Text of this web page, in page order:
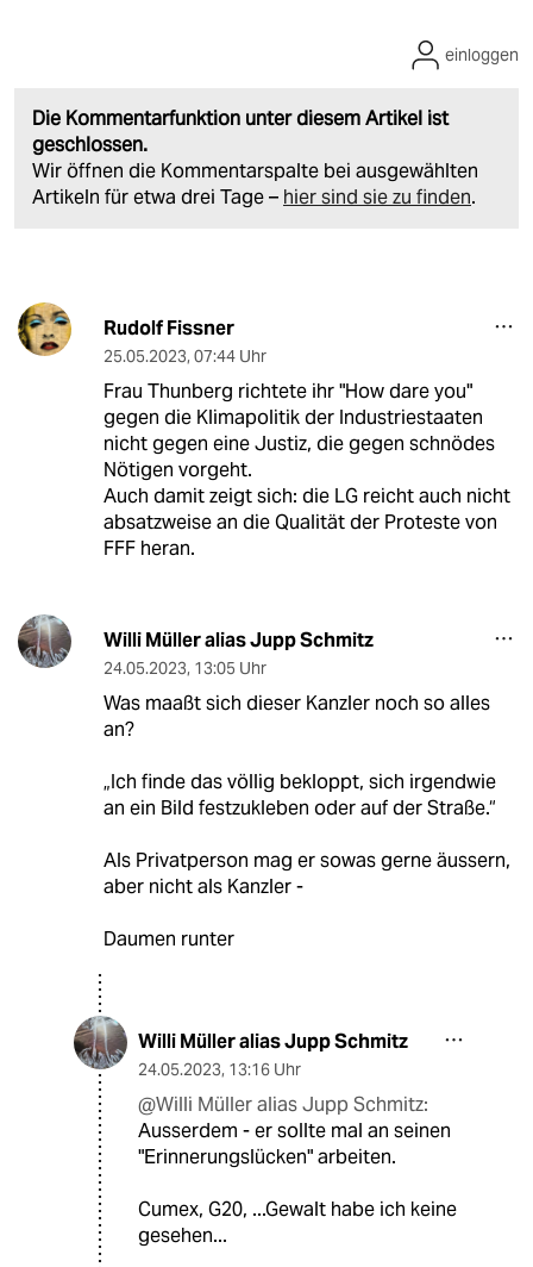
Die Kommentarfunktion unter diesem Artikel ist
geschlossen.
Wir öffnen die Kommentarspalte bei ausgewählten
Artikeln für etwa drei Tage – hier sind sie zu finden.
einloggen
Rudolf Fissner
25.05.2023, 07:44 Uhr
Frau Thunberg richtete ihr "How dare you"
gegen die Klimapolitik der Industriestaaten
nicht gegen eine Justiz, die gegen schnödes
Nötigen vorgeht.
Auch damit zeigt sich: die LG reicht auch nicht
absatzweise an die Qualität der Proteste von
FFF heran.
Willi Müller alias Jupp Schmitz
24.05.2023, 13:05 Uhr
Was maaßt sich dieser Kanzler noch so alles
an?
„Ich finde das völlig bekloppt, sich irgendwie
an ein Bild festzukleben oder auf der Straße.“
Als Privatperson mag er sowas gerne äussern,
aber nicht als Kanzler -
Daumen runter
Willi Müller alias Jupp Schmitz
24.05.2023, 13:16 Uhr
@Willi Müller alias Jupp Schmitz:
Ausserdem - er sollte mal an seinen
"Erinnerungslücken" arbeiten.
Cumex, G20, ...Gewalt habe ich keine
gesehen...